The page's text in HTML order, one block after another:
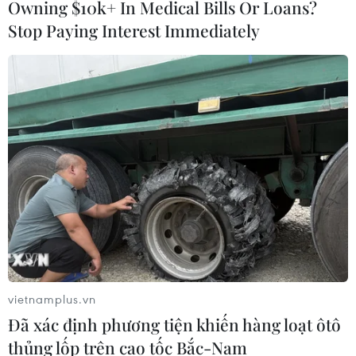
Người dân xếp hàng chờ tiêm vaccine ngừa COVID-19 tại
Berlin, Đức ngày 12/11/2021. (Ảnh: THX/TTXVN)
Để tránh phải tái phong tỏa, một số quốc gia tại
châu Âu cũng đã đưa ra biện pháp tương tự để
Owning $10k+ In Medical Bills Or Loans?
Stop Paying Interest Immediately
vietnamplus.vn
Đã xác định phương tiện khiến hàng loạt ôtô
thủng lốp trên cao tốc Bắc-Nam